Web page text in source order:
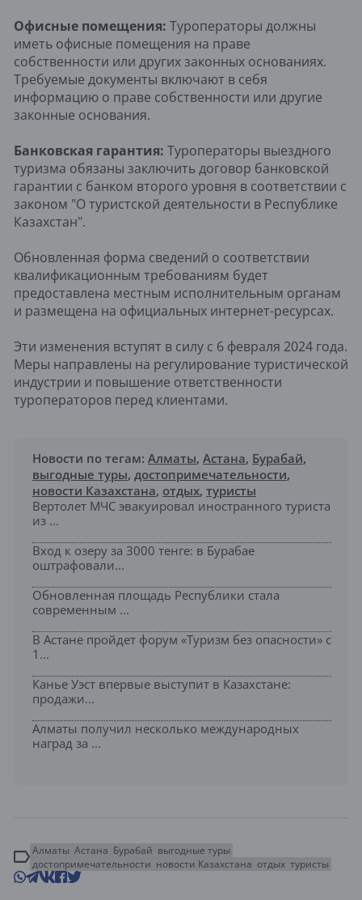
Офисные помещения: Туроператоры должны
иметь офисные помещения на праве
собственности или других законных основаниях.
Требуемые документы включают в себя
информацию о праве собственности или другие
законные основания.
Банковская гарантия: Туроператоры выездного
туризма обязаны заключить договор банковской
гарантии с банком второго уровня в соответствии с
законом "О туристской деятельности в Республике
Казахстан".
Обновленная форма сведений о соответствии
квалификационным требованиям будет
предоставлена местным исполнительным органам
и размещена на официальных интернет-ресурсах.
Эти изменения вступят в силу с 6 февраля 2024 года.
Меры направлены на регулирование туристической
индустрии и повышение ответственности
туроператоров перед клиентами.
Новости по тегам: Алматы, Астана, Бурабай,
выгодные туры, достопримечательности,
новости Казахстана, отдых, туристы
Вертолет МЧС эвакуировал иностранного туриста
из ...
Вход к озеру за 3000 тенге: в Бурабае
оштрафовали...
Обновленная площадь Республики стала
современным ...
В Астане пройдет форум «Туризм без опасности» с
1...
Канье Уэст впервые выступит в Казахстане:
продажи...
Алматы получил несколько международных
наград за ...
Алматы Астана Бурабай выгодные туры
достопримечательности новости Казахстана отдых туристы